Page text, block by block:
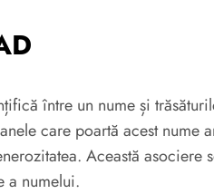
între un nume și
care poartă acest nume
Această
a numelui.